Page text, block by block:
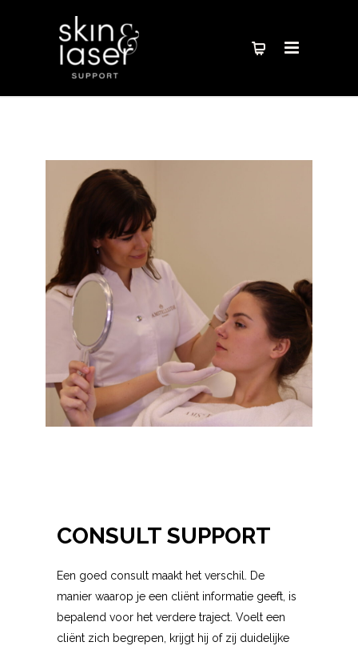
CONSULT SUPPORT
Een goed consult maakt het verschil. De
manier waarop je een cliënt informatie geeft, is
bepalend voor het verdere traject. Voelt een
cliënt zich begrepen, krijgt hij of zij duidelijke